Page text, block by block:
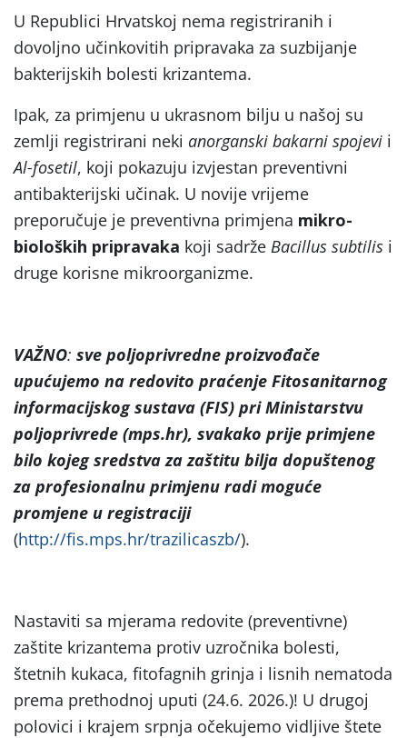
U Republici Hrvatskoj nema registriranih i
dovoljno učinkovitih pripravaka za suzbijanje
bakterijskih bolesti krizantema.
Ipak, za primjenu u ukrasnom bilju u našoj su
zemlji registrirani neki anorganski bakarni spojevi i
Al-fosetil, koji pokazuju izvjestan preventivni
antibakterijski učinak. U novije vrijeme
preporučuje je preventivna primjena mikro-
bioloških pripravaka koji sadrže Bacillus subtilis i
druge korisne mikroorganizme.
VAŽNO: sve poljoprivredne proizvođače
upućujemo na redovito praćenje Fitosanitarnog
informacijskog sustava (FIS) pri Ministarstvu
poljoprivrede (mps.hr), svakako prije primjene
bilo kojeg sredstva za zaštitu bilja dopuštenog
za profesionalnu primjenu radi moguće
promjene u registraciji
(http://fis.mps.hr/trazilicaszb/).
Nastaviti sa mjerama redovite (preventivne)
zaštite krizantema protiv uzročnika bolesti,
štetnih kukaca, fitofagnih grinja i lisnih nematoda
prema prethodnoj uputi (24.6. 2026.)! U drugoj
polovici i krajem srpnja očekujemo vidljive štete